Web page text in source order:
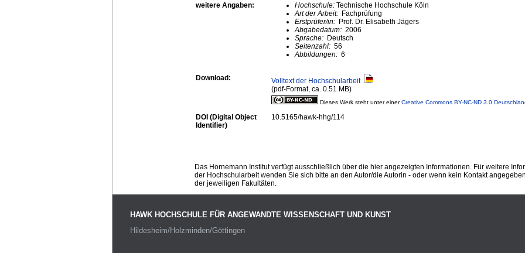
weitere Angaben: Hochschule: Technische Hochschule Köln
Art der Arbeit: Fachprüfung
Erstprüfer/in: Prof. Dr. Elisabeth Jägers
Abgabedatum: 2006
Sprache: Deutsch
Seitenzahl: 56
Abbildungen: 6
Download:
Volltext der Hochschularbeit
(pdf-Format, ca. 0.51 MB)
Dieses Werk steht unter einerCreative Commons BY-NC-ND 3.0
DOI (Digital Object
Identifier)
10.5165/hawk-hhg/114
Das Hornemann Institut verfügt ausschließlich über die hier angezeigten Informationen. Für weitere
der Hochschularbeit wenden Sie sich bitte an den Autor/die Autorin - oder wenn kein Kontakt
der jeweiligen Fakultäten.
HAWK HOCHSCHULE FÜR ANGEWANDTE WISSENSCHAFT UND KUNST
Hildesheim/Holzminden/Göttingen